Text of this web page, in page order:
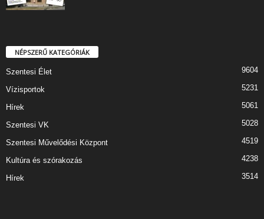
NÉPSZERŰ KATEGÓRIÁK
Szentesi Élet 9604
Vízisportok 5231
Hírek 5061
Szentesi VK 5028
Szentesi Művelődési Központ 4519
Kultúra és szórakozás 4238
Hírek 3514